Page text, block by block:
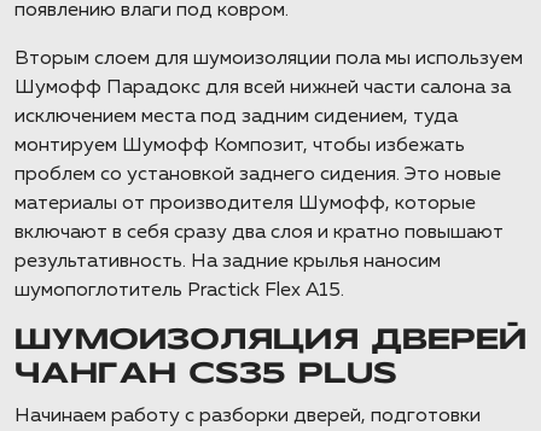
появлению влаги под ковром.
Вторым слоем для шумоизоляции пола мы используем
Шумофф Парадокс для всей нижней части салона за
исключением места под задним сидением, туда
монтируем Шумофф Композит, чтобы избежать
проблем со установкой заднего сидения. Это новые
материалы от производителя Шумофф, которые
включают в себя сразу два слоя и кратно повышают
результативность. На задние крылья наносим
шумопоглотитель Practick Flex A15.
ШУМОИЗОЛЯЦИЯ ДВЕРЕЙ
ЧАНГАН CS35 PLUS
Начинаем работу с разборки дверей, подготовки